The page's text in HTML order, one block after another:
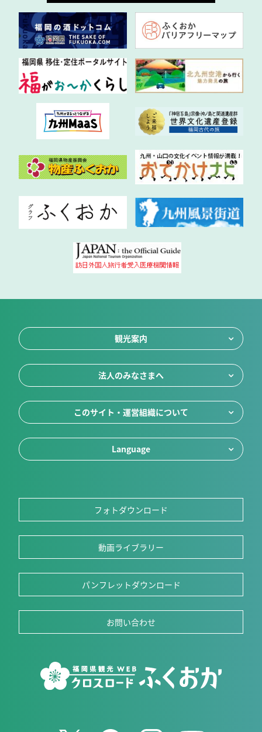
観光案内
法人のみなさまへ
このサイト・運営組織について
Language
フォトダウンロード
動画ライブラリー
パンフレットダウンロード
お問い合わせ